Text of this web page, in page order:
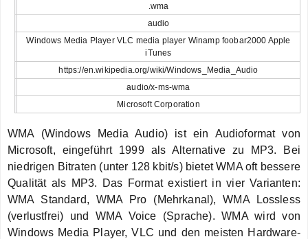
.wma
audio
Windows Media Player VLC media player Winamp foobar2000 Apple
iTunes
https://en.wikipedia.org/wiki/Windows_Media_Audio
audio/x-ms-wma
Microsoft Corporation
WMA (Windows Media Audio) ist ein Audioformat von
Microsoft, eingeführt 1999 als Alternative zu MP3. Bei
niedrigen Bitraten (unter 128 kbit/s) bietet WMA oft bessere
Qualität als MP3. Das Format existiert in vier Varianten:
WMA Standard, WMA Pro (Mehrkanal), WMA Lossless
(verlustfrei) und WMA Voice (Sprache). WMA wird von
Windows Media Player, VLC und den meisten Hardware-